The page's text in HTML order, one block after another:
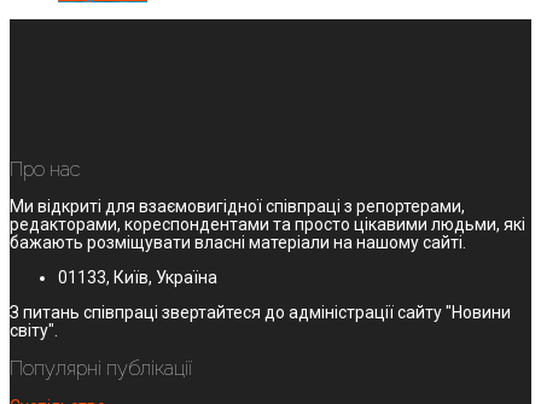
Про нас
Ми відкриті для взаємовигідної співпраці з репортерами,
редакторами, кореспондентами та просто цікавими людьми, які
бажають розміщувати власні матеріали на нашому сайті.
01133, Київ, Україна
З питань співпраці звертайтеся до адміністрації сайту "Новини
світу".
Популярні публікації